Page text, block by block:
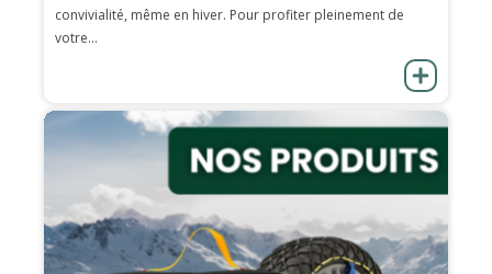
convivialité, même en hiver. Pour profiter pleinement de
votre...